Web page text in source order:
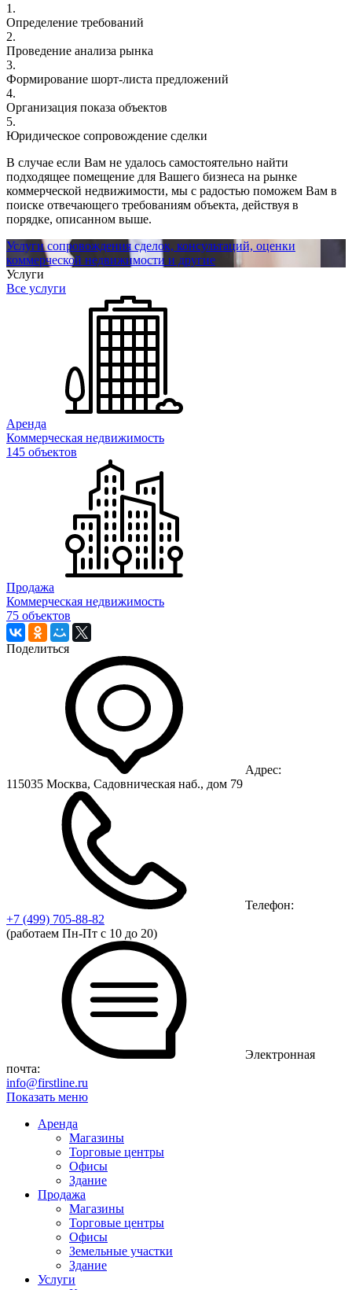
1.
Определение требований
2.
Проведение анализа рынка
3.
Формирование шорт-листа предложений
4.
Организация показа объектов
5.
Юридическое сопровождение сделки
В случае если Вам не удалось самостоятельно найти
подходящее помещение для Вашего бизнеса на рынке
коммерческой недвижимости, мы с радостью поможем Вам в
поиске отвечающего требованиям объекта, действуя в
порядке, описанном выше.
Услуги сопровождения сделок, консультаций, оценки
коммерческой недвижимости и другие
Услуги
Все услуги
Аренда
Коммерческая недвижимость
145 объектов
Продажа
Коммерческая недвижимость
75 объектов
Поделиться
Адрес:
115035 Москва, Садовническая наб., дом 79
Телефон:
+7 (499) 705-88-82
(работаем Пн-Пт с 10 до 20)
Электронная
почта:
info@firstline.ru
Показать меню
Аренда
Магазины
Торговые центры
Офисы
Здание
Продажа
Магазины
Торговые центры
Офисы
Земельные участки
Здание
Услуги